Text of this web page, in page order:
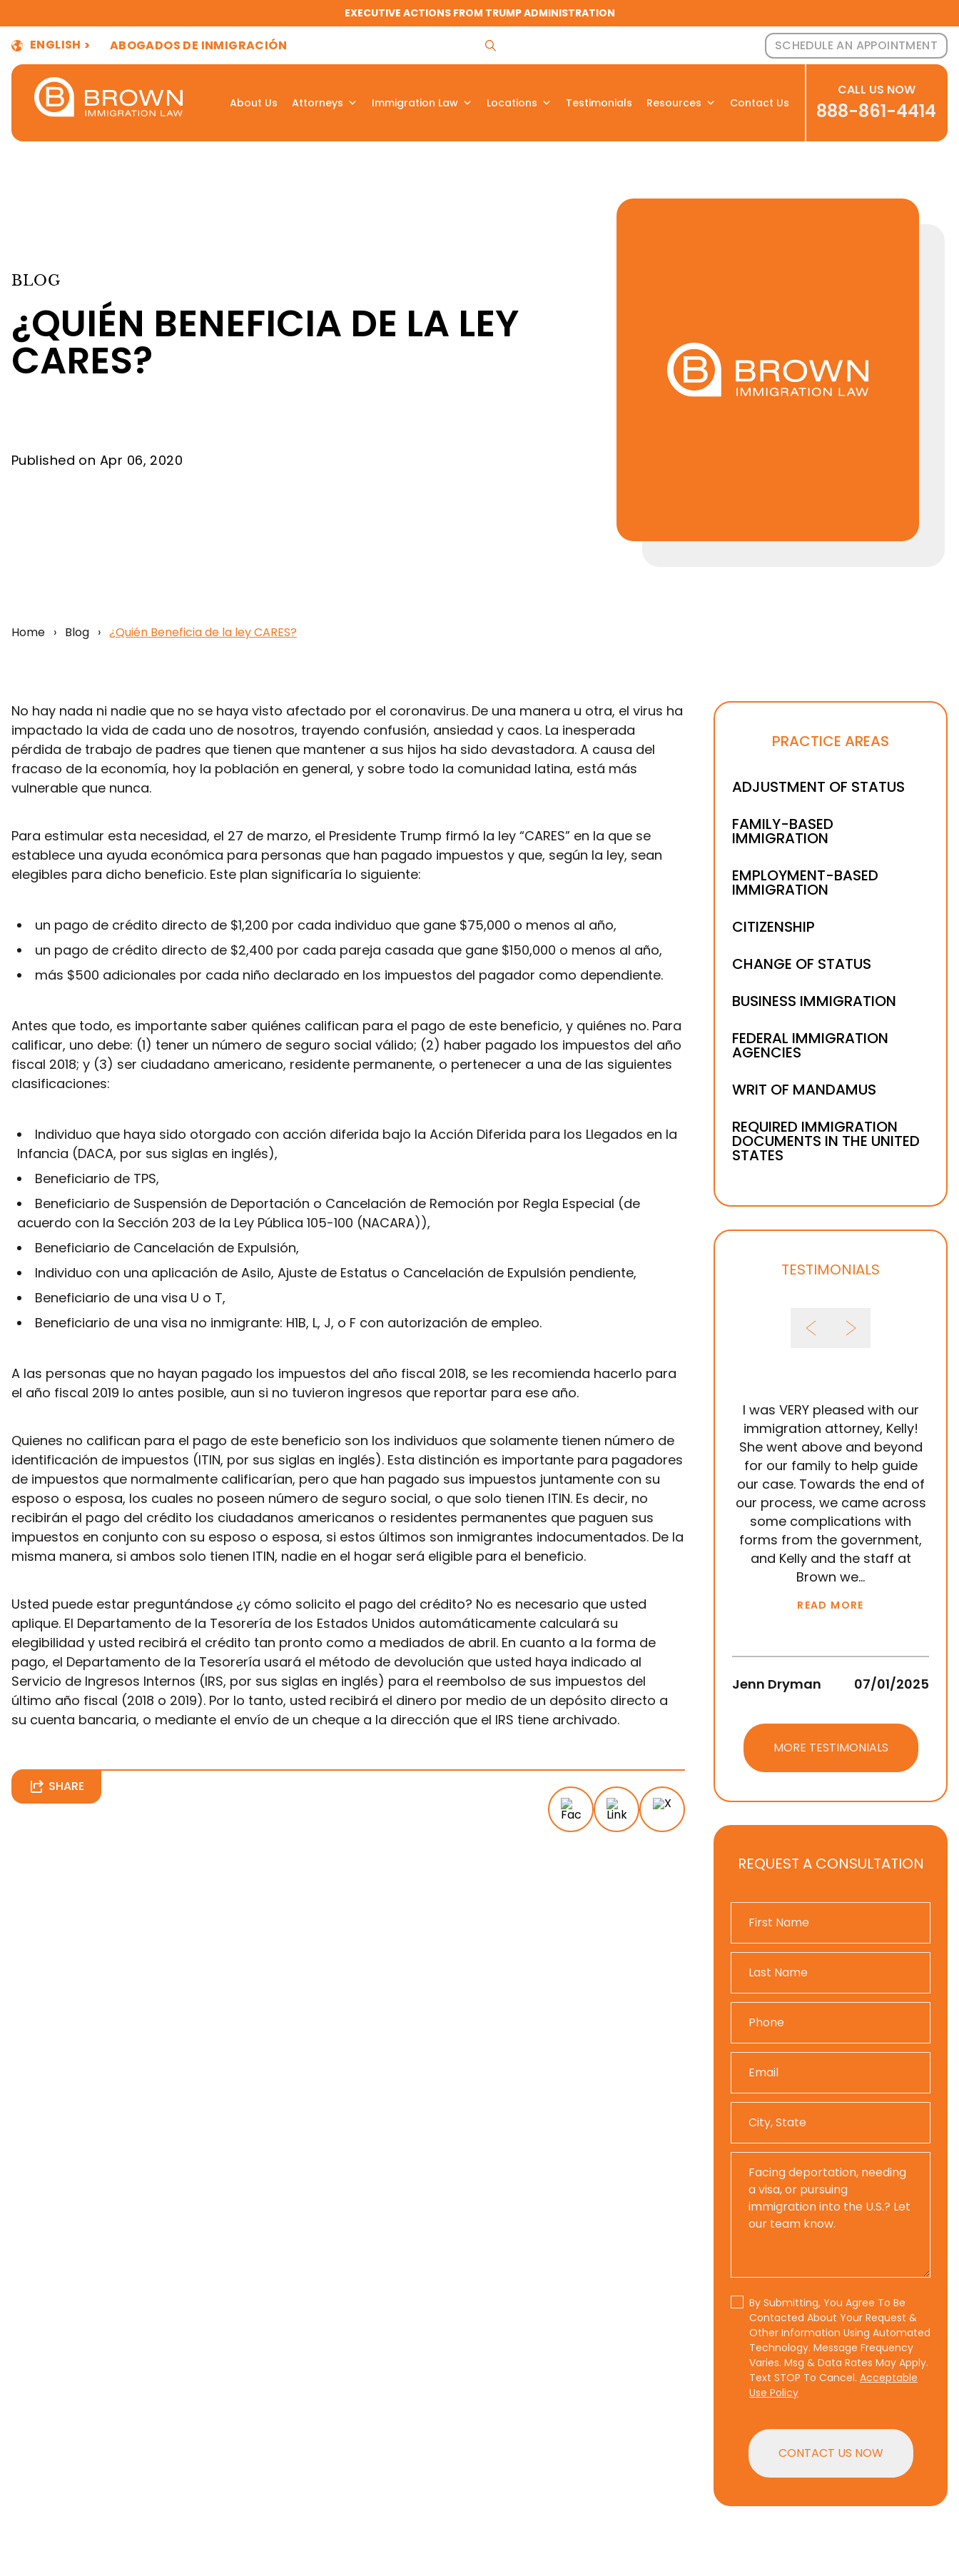
EXECUTIVE ACTIONS FROM TRUMP ADMINISTRATION
ENGLISH ABOGADOS DE INMIGRACIÓN SCHEDULE AN APPOINTMENT
About Us Attorneys Immigration Law Locations Testimonials Resources Contact Us
CALL US NOW
888-861-4414
BLOG
¿QUIÉN BENEFICIA DE LA LEY
CARES?
Published on Apr 06, 2020
Home › Blog › ¿Quién Beneficia de la ley CARES?
No hay nada ni nadie que no se haya visto afectado por el coronavirus. De una manera u otra, el virus ha
impactado la vida de cada uno de nosotros, trayendo confusión, ansiedad y caos. La inesperada
pérdida de trabajo de padres que tienen que mantener a sus hijos ha sido devastadora. A causa del
fracaso de la economía, hoy la población en general, y sobre todo la comunidad latina, está más
vulnerable que nunca.
Para estimular esta necesidad, el 27 de marzo, el Presidente Trump firmó la ley “CARES” en la que se
establece una ayuda económica para personas que han pagado impuestos y que, según la ley, sean
elegibles para dicho beneficio. Este plan significaría lo siguiente:
un pago de crédito directo de $1,200 por cada individuo que gane $75,000 o menos al año,
un pago de crédito directo de $2,400 por cada pareja casada que gane $150,000 o menos al año,
más $500 adicionales por cada niño declarado en los impuestos del pagador como dependiente.
Antes que todo, es importante saber quiénes califican para el pago de este beneficio, y quiénes no. Para
calificar, uno debe: (1) tener un número de seguro social válido; (2) haber pagado los impuestos del año
fiscal 2018; y (3) ser ciudadano americano, residente permanente, o pertenecer a una de las siguientes
clasificaciones:
Individuo que haya sido otorgado con acción diferida bajo la Acción Diferida para los Llegados en la
Infancia (DACA, por sus siglas en inglés),
Beneficiario de TPS,
Beneficiario de Suspensión de Deportación o Cancelación de Remoción por Regla Especial (de
acuerdo con la Sección 203 de la Ley Pública 105-100 (NACARA)),
Beneficiario de Cancelación de Expulsión,
Individuo con una aplicación de Asilo, Ajuste de Estatus o Cancelación de Expulsión pendiente,
Beneficiario de una visa U o T,
Beneficiario de una visa no inmigrante: H1B, L, J, o F con autorización de empleo.
A las personas que no hayan pagado los impuestos del año fiscal 2018, se les recomienda hacerlo para
el año fiscal 2019 lo antes posible, aun si no tuvieron ingresos que reportar para ese año.
Quienes no califican para el pago de este beneficio son los individuos que solamente tienen número de
identificación de impuestos (ITIN, por sus siglas en inglés). Esta distinción es importante para pagadores
de impuestos que normalmente calificarían, pero que han pagado sus impuestos juntamente con su
esposo o esposa, los cuales no poseen número de seguro social, o que solo tienen ITIN. Es decir, no
recibirán el pago del crédito los ciudadanos americanos o residentes permanentes que paguen sus
impuestos en conjunto con su esposo o esposa, si estos últimos son inmigrantes indocumentados. De la
misma manera, si ambos solo tienen ITIN, nadie en el hogar será eligible para el beneficio.
Usted puede estar preguntándose ¿y cómo solicito el pago del crédito? No es necesario que usted
aplique. El Departamento de la Tesorería de los Estados Unidos automáticamente calculará su
elegibilidad y usted recibirá el crédito tan pronto como a mediados de abril. En cuanto a la forma de
pago, el Departamento de la Tesorería usará el método de devolución que usted haya indicado al
Servicio de Ingresos Internos (IRS, por sus siglas en inglés) para el reembolso de sus impuestos del
último año fiscal (2018 o 2019). Por lo tanto, usted recibirá el dinero por medio de un depósito directo a
su cuenta bancaria, o mediante el envío de un cheque a la dirección que el IRS tiene archivado.
SHARE
PRACTICE AREAS
ADJUSTMENT OF STATUS
FAMILY-BASED
IMMIGRATION
EMPLOYMENT-BASED
IMMIGRATION
CITIZENSHIP
CHANGE OF STATUS
BUSINESS IMMIGRATION
FEDERAL IMMIGRATION
AGENCIES
WRIT OF MANDAMUS
REQUIRED IMMIGRATION
DOCUMENTS IN THE UNITED
STATES
TESTIMONIALS
I was VERY pleased with our
immigration attorney, Kelly!
She went above and beyond
for our family to help guide
our case. Towards the end of
our process, we came across
some complications with
forms from the government,
and Kelly and the staff at
Brown we...
READ MORE
Jenn Dryman 07/01/2025
MORE TESTIMONIALS
REQUEST A CONSULTATION
By Submitting, You Agree To Be
Contacted About Your Request &
Other Information Using Automated
Technology. Message Frequency
Varies. Msg & Data Rates May Apply.
Text STOP To Cancel. Acceptable
Use Policy
CONTACT US NOW